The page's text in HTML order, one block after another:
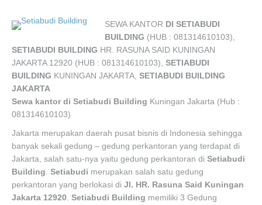
SEWA KANTOR DI SETIABUDI
BUILDING (HUB : 081314610103),
SETIABUDI BUILDING HR. RASUNA SAID KUNINGAN
JAKARTA 12920 (HUB : 081314610103), SETIABUDI
BUILDING KUNINGAN JAKARTA, SETIABUDI BUILDING
JAKARTA
Sewa kantor di Setiabudi Building Kuningan Jakarta (Hub :
081314610103)
Jakarta merupakan daerah pusat bisnis di Indonesia sehingga
banyak sekali gedung – gedung perkantoran yang terdapat di
Jakarta, salah satu-nya yaitu gedung perkantoran di Setiabudi
Building Setiabudi merupakan salah satu gedung
perkantoran yang berlokasi di Jl. HR. Rasuna Said Kuningan
Jakarta 12920 Setiabudi Building memiliki 3 Gedung